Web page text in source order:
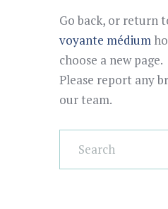
Go back, or return
voyante médium
choose a new page.
Please report any
our team.